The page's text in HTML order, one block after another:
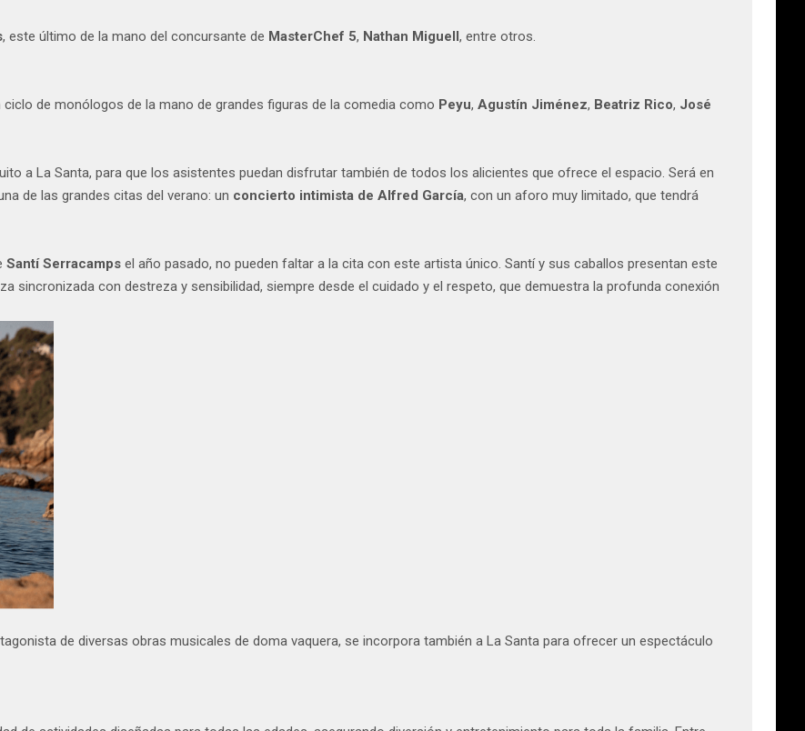
, este último de la mano del concursante de MasterChef 5, Nathan Miguell, entre otros.
de monólogos de la mano de grandes figuras de la comedia como Peyu, Agustín Jiménez, Beatriz Rico, José
a La Santa, para que los asistentes puedan disfrutar también de todos los alicientes que ofrece el espacio. Será en
de las grandes citas del verano: un concierto intimista de Alfred García, con un aforo muy limitado, que tendrá
Santí Serracamps el año pasado, no pueden faltar a la cita con este artista único. Santí y sus caballos presentan este
sincronizada con destreza y sensibilidad, siempre desde el cuidado y el respeto, que demuestra la profunda conexión
de diversas obras musicales de doma vaquera, se incorpora también a La Santa para ofrecer un espectáculo